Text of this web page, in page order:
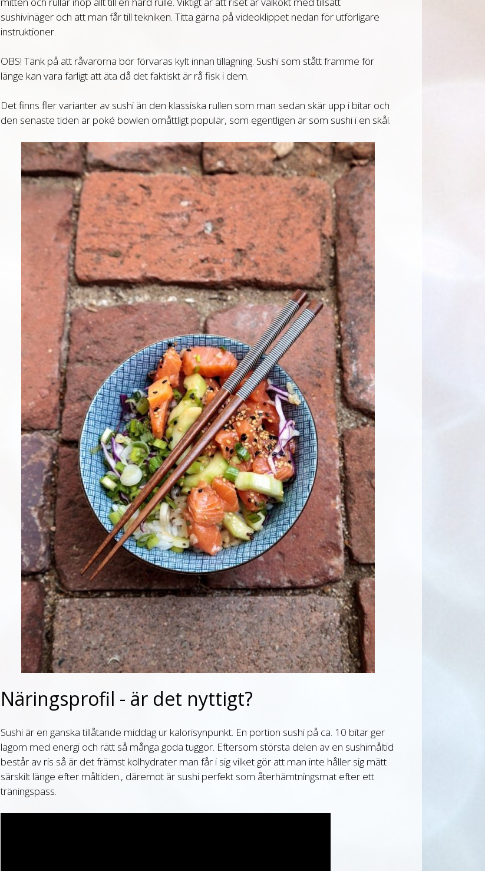
sushivinäger och att man får till tekniken. Titta gärna på videoklippet nedan för utförligare
instruktioner.
OBS! Tänk på att råvarorna bör förvaras kylt innan tillagning. Sushi som stått framme för
länge kan vara farligt att äta då det faktiskt är rå fisk i dem.
Det finns fler varianter av sushi än den klassiska rullen som man sedan skär upp i bitar och
den senaste tiden är poké bowlen omåttligt populär, som egentligen är som sushi i en skål.
Näringsprofil - är det nyttigt?
Sushi är en ganska tillåtande middag ur kalorisynpunkt. En portion sushi på ca. 10 bitar ger
lagom med energi och rätt så många goda tuggor. Eftersom största delen av en sushimåltid
består av ris så är det främst kolhydrater man får i sig vilket gör att man inte håller sig mätt
särskilt länge efter måltiden., däremot är sushi perfekt som återhämtningsmat efter ett
träningspass.